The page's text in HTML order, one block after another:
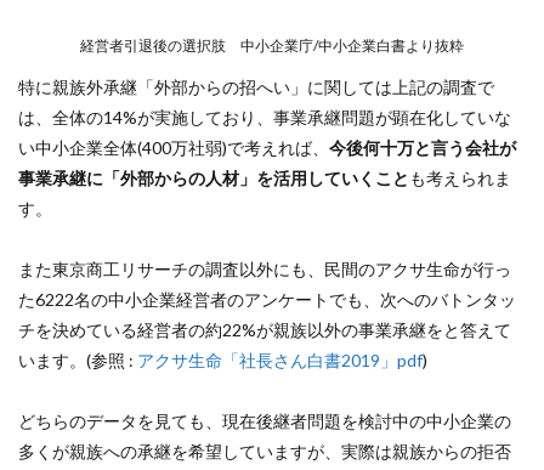
経営者引退後の選択肢 中小企業庁/中小企業白書より抜粋
特に親族外承継「外部からの招へい」に関しては上記の調査で
は、全体の14%が実施しており、事業承継問題が顕在化していな
い中小企業全体(400万社弱)で考えれば、 今後何十万と言う会社が
事業承継に「外部からの人材」を活用していくこと も考えられま
す。
また東京商工リサーチの調査以外にも、民間のアクサ生命が行っ
た6222名の中小企業経営者のアンケートでも、次へのバトンタッ
チを決めている経営者の約22%が親族以外の事業承継をと答えて
います。(参照 : アクサ生命「社長さん白書2019」pdf)
どちらのデータを見ても、現在後継者問題を検討中の中小企業の
多くが親族への承継を希望していますが、実際は親族からの拒否